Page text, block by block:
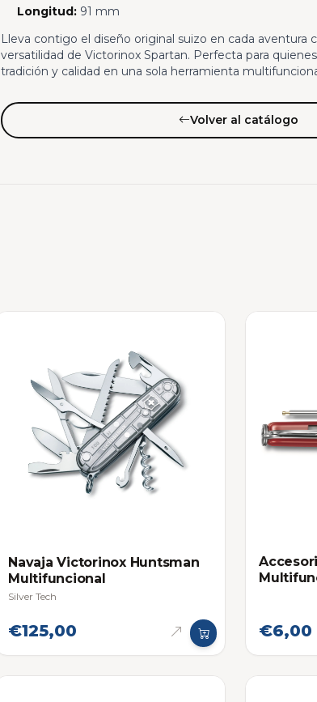
Longitud:91 mm
Lleva contigo el diseño original suizo en cada aventura
versatilidad de Victorinox Spartan. Perfecta para
tradición y calidad en una sola herramienta
Volver al catálogo
Navaja Victorinox Huntsman
Multifuncional
Silver Tech
€125,00 €6,00